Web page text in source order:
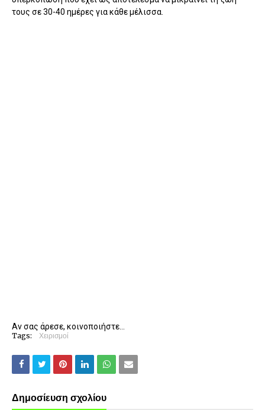
τους σε 30-40 ημέρες για κάθε μέλισσα.
Αν σας άρεσε, κοινοποιήστε...
Tags: Χειρισμοί
Δημοσίευση σχολίου